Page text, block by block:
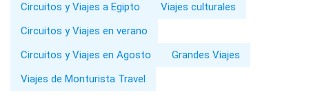
Circuitos y Viajes a Egipto
Viajes culturales
Circuitos y Viajes en verano
Circuitos y Viajes en Agosto
Grandes Viajes
Viajes de Monturista Travel